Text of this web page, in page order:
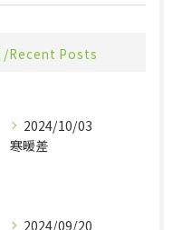
Recent Posts
2024/10/03
寒暖差
2024/09/20